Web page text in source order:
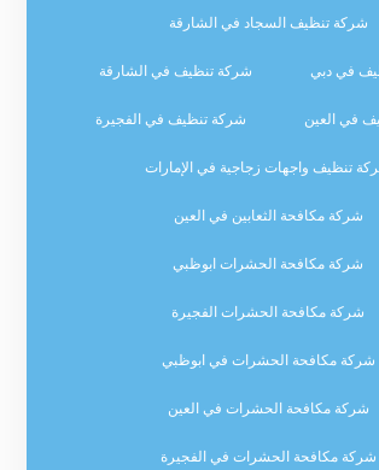
شركة تنظيف السجاد في الشارقة
في دبي شركة تنظيف في الشارقة
في العين شركة تنظيف في الفجيرة
تنظيف واجهات زجاجية في الإمارات
شركة مكافحة الثعابين في العين
شركة مكافحة الحشرات ابوظبي
شركة مكافحة الحشرات الفجيرة
شركة مكافحة الحشرات في ابوظبي
شركة مكافحة الحشرات في العين
شركة مكافحة الحشرات في الفجيرة